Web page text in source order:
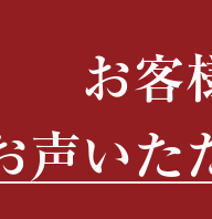
お客
声いた